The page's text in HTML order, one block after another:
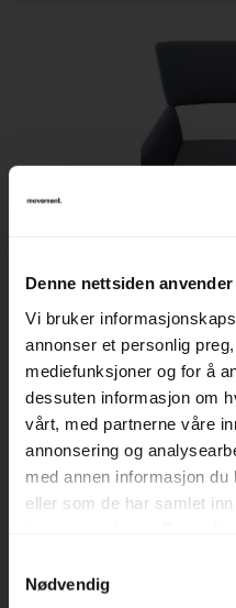
Denne nettsiden
Vi bruker
annonser et personlig
mediefunksjoner og for å
dessuten informasjon om
vårt, med partnerne våre
annonsering og
med annen informasjon du
eller som de har samlet
Nødvendig
MASSPRODUCTIONS
Crown Easy Chair Lyst
(Kvadrat Remix), Pent brukt
7.950 ,- eks mva
9.938 ,- inkl mva